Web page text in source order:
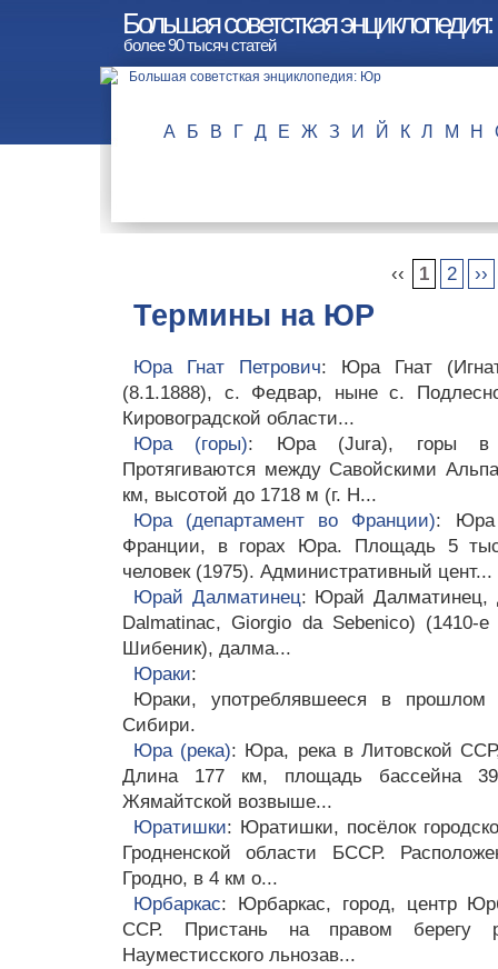
Большая советсткая
более 90 тысяч статей
А Б В Г Д Е Ж З И Й К Л М Н
‹‹ 1 2 ››
Термины на ЮР
Юра Гнат Петрович: Юра Гнат
(8.1.1888), с. Федвар, ныне с.
Кировоградской области...
Юра (горы): Юра (Jura), горы в
Протягиваются между Савойскими
км, высотой до 1718 м (г. Н...
Юра (департамент во Франции): Юра
Франции, в горах Юра. Площадь 5
человек (1975). Административный цент...
Юрай Далматинец: Юрай Далматинец,
Dalmatinac, Giorgio da Sebenico) (1410-
Шибеник), далма...
Юраки:
Юраки, употреблявшееся в прошлом
Сибири.
Юра (река): Юра, река в Литовской
Длина 177 км, площадь бассейна
Жямайтской возвыше...
Юратишки: Юратишки, посёлок
Гродненской области БССР.
Гродно, в 4 км о...
Юрбаркас: Юрбаркас, город, центр
ССР. Пристань на правом берегу
Науместисского льнозав...